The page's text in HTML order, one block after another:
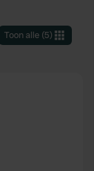
Toon alle(5)